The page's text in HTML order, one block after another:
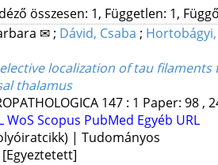
összesen: 1, Független: 1,
✉; Dávid, Csaba ;
localization of tau
thalamus
147: 1 Paper: 98 ,
WoS Scopus PubMed Egyéb URL
| Tudományos
[Egyeztetett]